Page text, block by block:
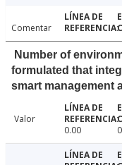
Comentar
Number of
formulated that
smart management
Valor
0.00